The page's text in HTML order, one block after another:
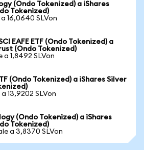
(Ondo Tokenized) a iShares
Tokenized)
16,0640 SLVon
EAFE ETF (Ondo Tokenized) a
(Ondo Tokenized)
a 1,8492 SLVon
(Ondo Tokenized) a iShares Silver
13,9202 SLVon
(Ondo Tokenized) a iShares
Tokenized)
a 3,8370 SLVon